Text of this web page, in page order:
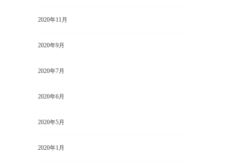
2020年11月
2020年9月
2020年7月
2020年6月
2020年5月
2020年1月